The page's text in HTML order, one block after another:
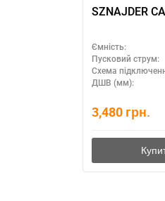
SZNAJDER
Ємність:
Пусковий струм:
Схема
ДШВ (мм):
3,480 грн.